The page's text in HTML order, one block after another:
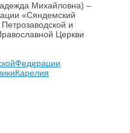
Михайловна) –
«Сяндемский
и
Церкви